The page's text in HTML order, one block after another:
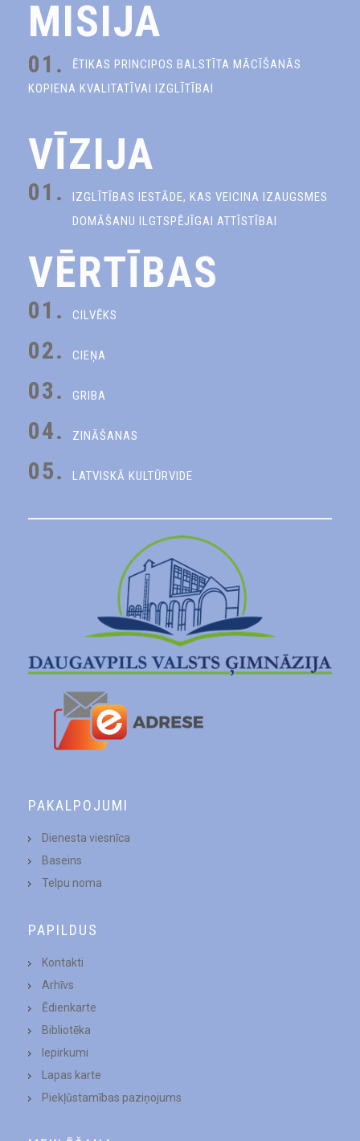
MISIJA
01.
ĒTIKAS PRINCIPOS BALSTĪTA MĀCĪŠANĀS
KOPIENA KVALITATĪVAI IZGLĪTĪBAI
VĪZIJA
01.
IZGLĪTĪBAS IESTĀDE, KAS VEICINA IZAUGSMES
DOMĀŠANU ILGTSPĒJĪGAI ATTĪSTĪBAI
VĒRTĪBAS
01. CILVĒKS
02. CIEŅA
03. GRIBA
04. ZINĀŠANAS
05. LATVISKĀ KULTŪRVIDE
PAKALPOJUMI
Dienesta viesnīca
Baseins
Telpu noma
PAPILDUS
Kontakti
Arhīvs
Ēdienkarte
Bibliotēka
Iepirkumi
Lapas karte
Piekļūstamības paziņojums